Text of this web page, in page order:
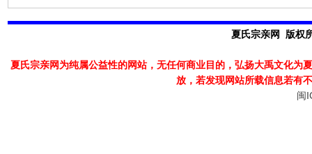
夏氏宗亲网 版权
夏氏宗亲网为纯属公益性的网站，无任何商业目的，弘扬大禹文化为
放，若发现网站所载信息若有
闽